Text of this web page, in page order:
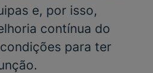
e, por isso,
contínua do
para ter